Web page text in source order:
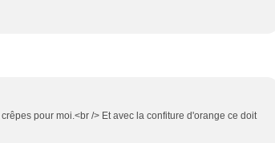
pour moi.<br /> Et avec la confiture d'orange ce doit